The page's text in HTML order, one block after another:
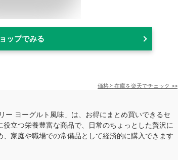
ップでみる
価格と在庫を楽天でチェック >>
ー ヨーグルト風味」は、お得にまとめ買いできるセ
立つ栄養豊富な商品で、日常のちょっとした贅沢に
家庭や職場での常備品として経済的に購入できます